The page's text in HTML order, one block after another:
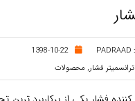
PADRAAD
1398-10-22
ترانسمیتر فشار, محصولات